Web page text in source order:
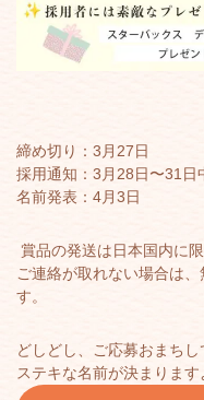
締め切り：3月27日
採用通知：3月28日〜31日
名前発表：4月3日
賞品の発送は日本国内に
ご連絡が取れない場合は
す。
どしどし、ご応募おまちし
ステキな名前が決まります